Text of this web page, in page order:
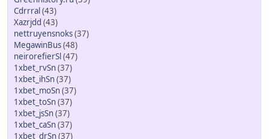
Cdrrral (43)
Xazrjdd (43)
nettruyensnoks(37)
MegawinBus(48)
neirorefierSl (47)
1xbet_rvSn(37)
1xbet_ihSn(37)
1xbet_moSn(37)
1xbet_toSn(37)
1xbet_jsSn(37)
1xbet_caSn(37)
1xbet_drSn(37)